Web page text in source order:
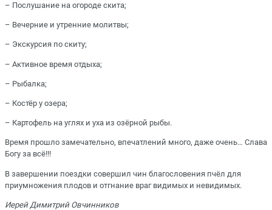
– Послушание на огороде скита;
– Вечерние и утренние молитвы;
– Экскурсия по скиту;
– Активное время отдыха;
– Рыбалка;
– Костёр у озера;
– Картофель на углях и уха из озёрной рыбы.
Время прошло замечательно, впечатлений много, даже очень… Слава
Богу за всё!!!
В завершении поездки совершил чин благословения пчёл для
приумножения плодов и отгнание враг видимых и невидимых.
Иерей Димитрий Овчинников